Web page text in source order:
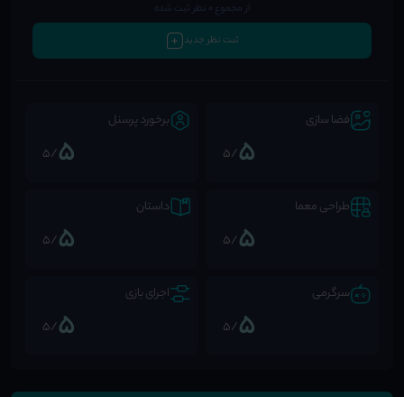
از مجموع 0 نظر ثبت شده
ثبت نظر جدید
فضا سازی
5
/5
برخورد پرسنل
5
/5
طراحی معما
5
/5
داستان
5
/5
سرگرمی
5
/5
اجرای بازی
5
/5